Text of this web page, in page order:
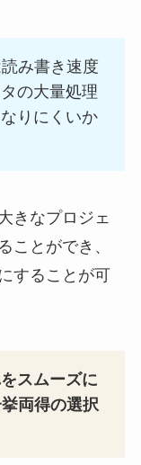
み書き速度
の大量処理
りにくいか
きなプロジェ
ことができ、
することが可
スムーズに
両得の選択